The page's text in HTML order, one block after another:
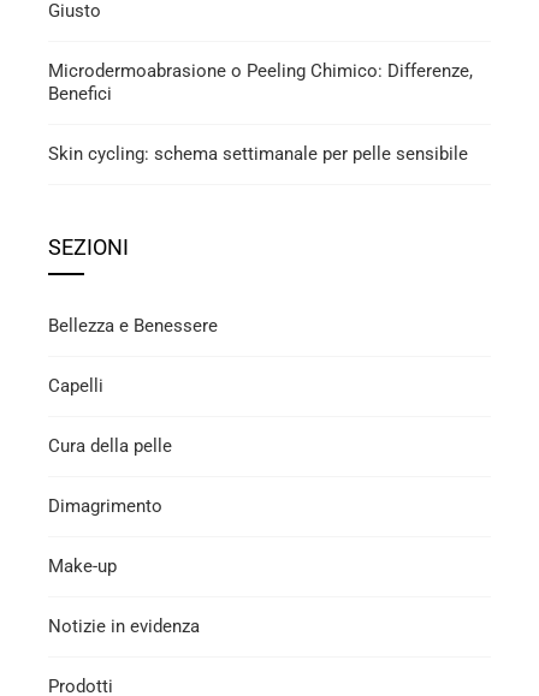
Giusto
Microdermoabrasione o Peeling Chimico: Differenze,
Benefici
Skin cycling: schema settimanale per pelle sensibile
SEZIONI
Bellezza e Benessere
Capelli
Cura della pelle
Dimagrimento
Make-up
Notizie in evidenza
Prodotti